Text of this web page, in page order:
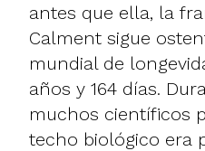
antes que ella, la
Calment sigue
mundial de
años y 164 días.
muchos científicos
techo biológico era